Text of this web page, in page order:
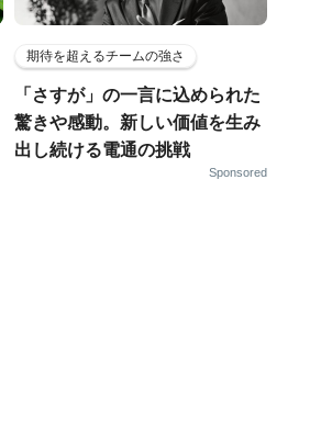
期待を超えるチームの強さ
「さすが」の一言に込められた
驚きや感動。新しい価値を生み
出し続ける電通の挑戦
Sponsored